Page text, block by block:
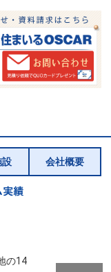
設 会社概要
の14